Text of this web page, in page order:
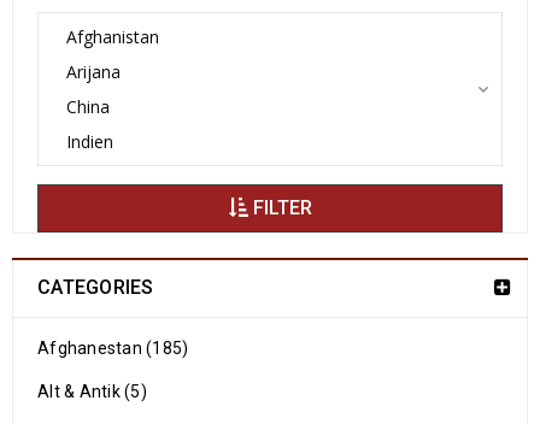
FILTER
CATEGORIES
Afghanestan (185)
Alt & Antik (5)